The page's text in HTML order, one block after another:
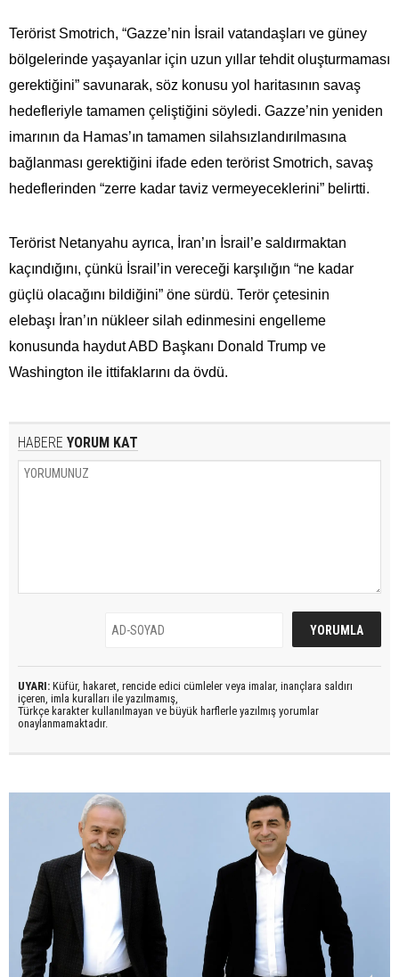
Terörist Smotrich, “Gazze’nin İsrail vatandaşları ve güney
bölgelerinde yaşayanlar için uzun yıllar tehdit oluşturmaması
gerektiğini” savunarak, söz konusu yol haritasının savaş
hedefleriyle tamamen çeliştiğini söyledi. Gazze’nin yeniden
imarının da Hamas’ın tamamen silahsızlandırılmasına
bağlanması gerektiğini ifade eden terörist Smotrich, savaş
hedeflerinden “zerre kadar taviz vermeyeceklerini” belirtti.
Terörist Netanyahu ayrıca, İran’ın İsrail’e saldırmaktan
kaçındığını, çünkü İsrail’in vereceği karşılığın “ne kadar
güçlü olacağını bildiğini” öne sürdü. Terör çetesinin
elebaşı İran’ın nükleer silah edinmesini engelleme
konusunda haydut ABD Başkanı Donald Trump ve
Washington ile ittifaklarını da övdü.
HABERE YORUM KAT
UYARI: Küfür, hakaret, rencide edici cümleler veya imalar, inançlara saldırı
içeren, imla kuralları ile yazılmamış,
Türkçe karakter kullanılmayan ve büyük harflerle yazılmış yorumlar
onaylanmamaktadır.